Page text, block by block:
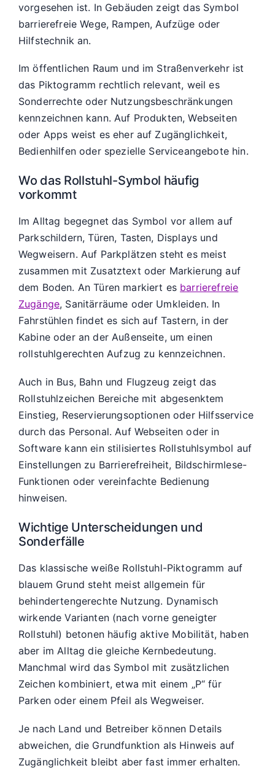
vorgesehen ist. In Gebäuden zeigt das Symbol
barrierefreie Wege, Rampen, Aufzüge oder
Hilfstechnik an.
Im öffentlichen Raum und im Straßenverkehr ist
das Piktogramm rechtlich relevant, weil es
Sonderrechte oder Nutzungsbeschränkungen
kennzeichnen kann. Auf Produkten, Webseiten
oder Apps weist es eher auf Zugänglichkeit,
Bedienhilfen oder spezielle Serviceangebote hin.
Wo das Rollstuhl-Symbol häufig
vorkommt
Im Alltag begegnet das Symbol vor allem auf
Parkschildern, Türen, Tasten, Displays und
Wegweisern. Auf Parkplätzen steht es meist
zusammen mit Zusatztext oder Markierung auf
dem Boden. An Türen markiert es barrierefreie
Zugänge, Sanitärräume oder Umkleiden. In
Fahrstühlen findet es sich auf Tastern, in der
Kabine oder an der Außenseite, um einen
rollstuhlgerechten Aufzug zu kennzeichnen.
Auch in Bus, Bahn und Flugzeug zeigt das
Rollstuhlzeichen Bereiche mit abgesenktem
Einstieg, Reservierungsoptionen oder Hilfsservice
durch das Personal. Auf Webseiten oder in
Software kann ein stilisiertes Rollstuhlsymbol auf
Einstellungen zu Barrierefreiheit, Bildschirmlese-
Funktionen oder vereinfachte Bedienung
hinweisen.
Wichtige Unterscheidungen und
Sonderfälle
Das klassische weiße Rollstuhl-Piktogramm auf
blauem Grund steht meist allgemein für
behindertengerechte Nutzung. Dynamisch
wirkende Varianten (nach vorne geneigter
Rollstuhl) betonen häufig aktive Mobilität, haben
aber im Alltag die gleiche Kernbedeutung.
Manchmal wird das Symbol mit zusätzlichen
Zeichen kombiniert, etwa mit einem „P“ für
Parken oder einem Pfeil als Wegweiser.
Je nach Land und Betreiber können Details
abweichen, die Grundfunktion als Hinweis auf
Zugänglichkeit bleibt aber fast immer erhalten.